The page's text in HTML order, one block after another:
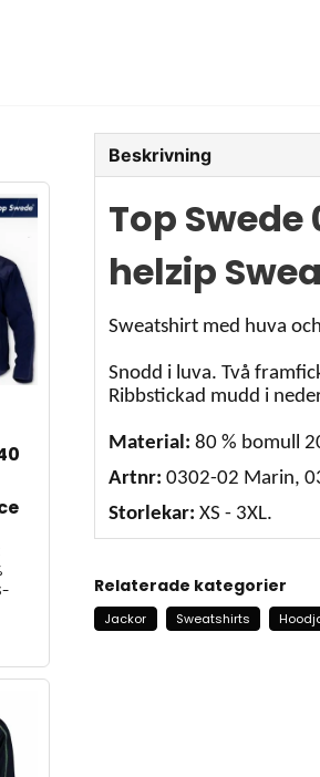
Beskrivning
Top
helzip
Sweatshirt med huva
Snodd i luva. Två
Ribbstickad mudd i
Material: 80 % bomull
Artnr: 0302-02 Marin,
Storlekar: XS - 3XL.
Relaterade kategorier
Jackor Sweatshirts